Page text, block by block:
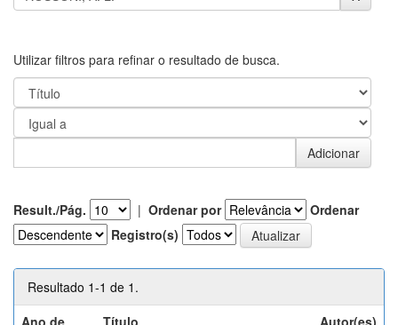
Utilizar filtros para refinar o resultado de busca.
Result./Pág. | Ordenar por
Ordenar
Registro(s)
Resultado 1-1 de 1.
Ano de
Título Autor(es)